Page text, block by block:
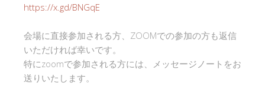
https://x.gd/BNGqE
会場に直接参加される方、ZOOMでの参加の方も返信
いただければ幸いです。
特にzoomで参加される方には、メッセージノートをお
送りいたします。